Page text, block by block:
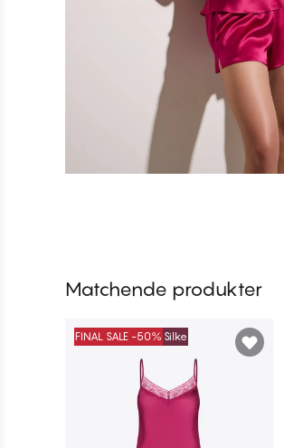
Matchende produkter
FINAL SALE -50% Silke